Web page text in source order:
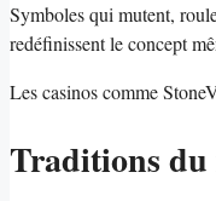
Symboles qui mutent,
redéfinissent le concept
Les casinos comme
Traditions du